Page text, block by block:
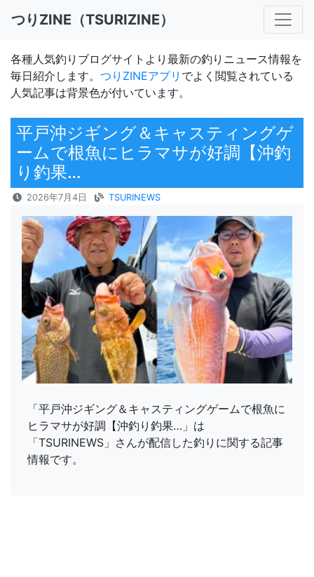
つりZINE（TSURIZINE）
各種人気釣りブログサイトより最新の釣りニュース情報を
毎日紹介します。 つりZINEアプリ でよく閲覧されている
人気記事は背景色が付いています。
平戸沖ジギング＆キャスティングゲ
ームで根魚にヒラマサが好調【沖釣
り釣果…
2026年7月4日 TSURINEWS
「平戸沖ジギング＆キャスティングゲームで根魚に
ヒラマサが好調【沖釣り釣果…」は
「TSURINEWS」さんが配信した釣りに関する記事
情報です。